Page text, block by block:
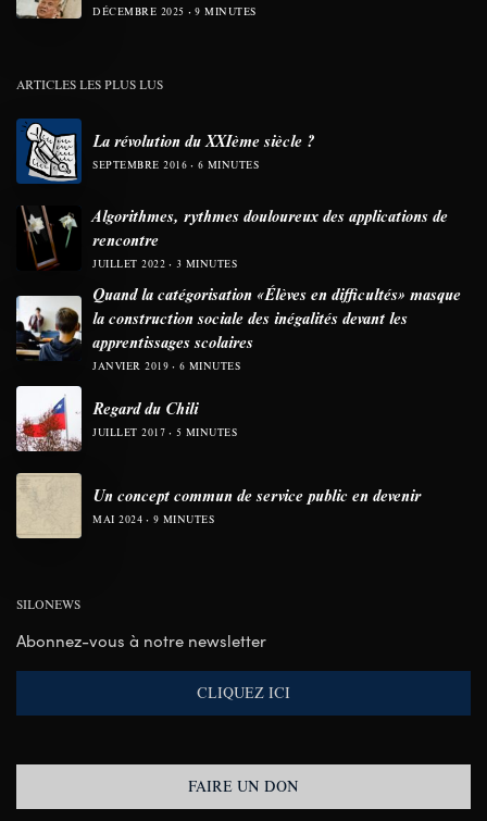
DÉCEMBRE 2025 9 MINUTES
ARTICLES LES PLUS LUS
La révolution du XXIème siècle ?
SEPTEMBRE 2016 6 MINUTES
Algorithmes, rythmes douloureux des applications de
rencontre
JUILLET 2022 3 MINUTES
Quand la catégorisation «Élèves en difficultés» masque
la construction sociale des inégalités devant les
apprentissages scolaires
JANVIER 2019 6 MINUTES
Regard du Chili
JUILLET 2017 5 MINUTES
Un concept commun de service public en devenir
MAI 2024 9 MINUTES
SILONEWS
Abonnez-vous à notre newsletter
CLIQUEZ ICI
FAIRE UN DON